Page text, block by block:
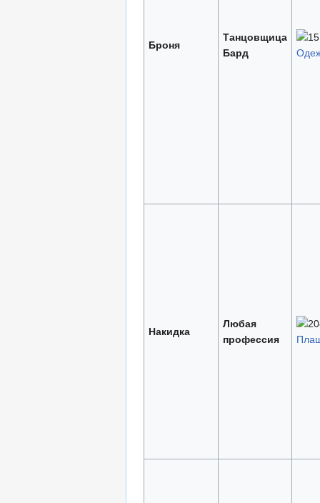
Броня
Танцовщица
Бард
Накидка
Любая
профессия